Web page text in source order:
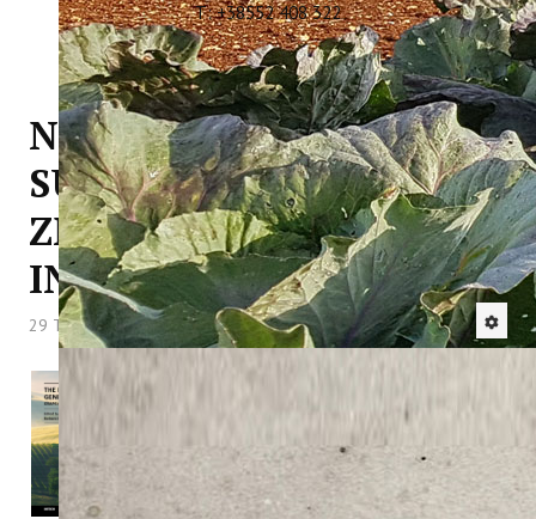
T: +38552 408 322
NOVA VAŽNA KNJIGA SA
SUDJELOVANJEM
ZNANSTVENIKA
INSTITUTA
29 Travanj 2013 Hitova: 7119
Ovih dana objavljena je još jedna značajna
knjiga sa sudjelovanjem znanstvenika našeg
Instituta. Knjiga naslova
„Sredozemni
genetički kod - vinova loza i maslina“
objavljena je pod uredništvom dr.sc. Danijele
Poljuha i dr.sc. Barbare Sladonja – Predstojnice